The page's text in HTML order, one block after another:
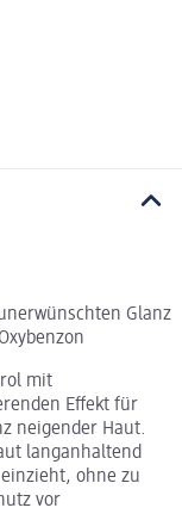
Glanz
mit
Effekt für
neigender Haut.
langanhaltend
ohne zu
vor